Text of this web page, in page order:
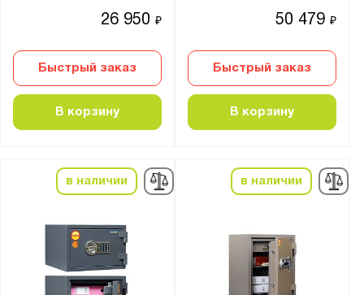
26 950₽
Быстрый заказ
В корзину
50 479₽
Быстрый заказ
В корзину
в наличии в наличии